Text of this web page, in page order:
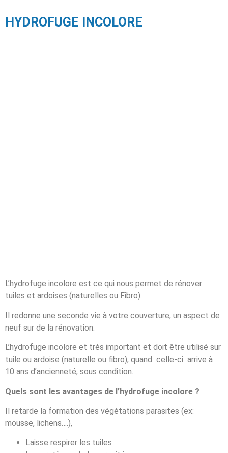
HYDROFUGE INCOLORE
L’hydrofuge incolore est ce qui nous permet de rénover
tuiles et ardoises (naturelles ou Fibro).
Il redonne une seconde vie à votre couverture, un aspect de
neuf sur de la rénovation.
L’hydrofuge incolore et très important et doit être utilisé sur
tuile ou ardoise (naturelle ou fibro), quand celle-ci arrive à
10 ans d’ancienneté, sous condition.
Quels sont les avantages de l’hydrofuge incolore ?
Il retarde la formation des végétations parasites (ex:
mousse, lichens….),
Laisse respirer les tuiles